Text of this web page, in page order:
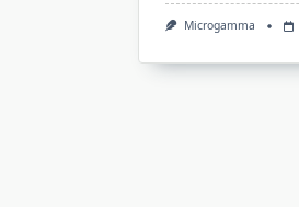
Microgamma